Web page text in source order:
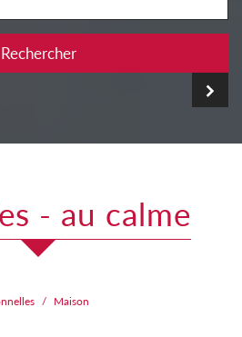
Rechercher
- au calme
Maison